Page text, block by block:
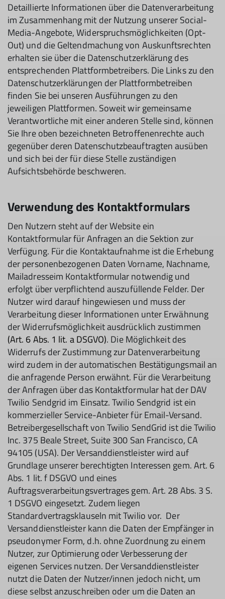
Detaillierte Informationen über die Datenverarbeitung
im Zusammenhang mit der Nutzung unserer Social-
Media-Angebote, Widerspruchsmöglichkeiten (Opt-
Out) und die Geltendmachung von Auskunftsrechten
erhalten sie über die Datenschutzerklärung des
entsprechenden Plattformbetreibers. Die Links zu den
Datenschutzerklärungen der Plattformbetreiben
finden Sie bei unseren Ausführungen zu den
jeweiligen Plattformen. Soweit wir gemeinsame
Verantwortliche mit einer anderen Stelle sind, können
Sie Ihre oben bezeichneten Betroffenenrechte auch
gegenüber deren Datenschutzbeauftragten ausüben
und sich bei der für diese Stelle zuständigen
Aufsichtsbehörde beschweren.
Verwendung des Kontaktformulars
Den Nutzern steht auf der Website ein
Kontaktformular für Anfragen an die Sektion zur
Verfügung. Für die Kontaktaufnahme ist die Erhebung
der personenbezogenen Daten Vorname, Nachname,
Mailadresseim Kontaktformular notwendig und
erfolgt über verpflichtend auszufüllende Felder. Der
Nutzer wird darauf hingewiesen und muss der
Verarbeitung dieser Informationen unter Erwähnung
der Widerrufsmöglichkeit ausdrücklich zustimmen
(Art. 6 Abs. 1 lit. a DSGVO). Die Möglichkeit des
Widerrufs der Zustimmung zur Datenverarbeitung
wird zudem in der automatischen Bestätigungsmail an
die anfragende Person erwähnt. Für die Verarbeitung
der Anfragen über das Kontaktformular hat der DAV
Twilio Sendgrid im Einsatz. Twilio Sendgrid ist ein
kommerzieller Service-Anbieter für Email-Versand.
Betreibergesellschaft von Twilio SendGrid ist die Twilio
Inc. 375 Beale Street, Suite 300 San Francisco, CA
94105 (USA). Der Versanddienstleister wird auf
Grundlage unserer berechtigten Interessen gem. Art. 6
Abs. 1 lit. f DSGVO und eines
Auftragsverarbeitungsvertrages gem. Art. 28 Abs. 3 S.
1 DSGVO eingesetzt. Zudem liegen
Standardvertragsklauseln mit Twilio vor. Der
Versanddienstleister kann die Daten der Empfänger in
pseudonymer Form, d.h. ohne Zuordnung zu einem
Nutzer, zur Optimierung oder Verbesserung der
eigenen Services nutzen. Der Versanddienstleister
nutzt die Daten der Nutzer/innen jedoch nicht, um
diese selbst anzuschreiben oder um die Daten an